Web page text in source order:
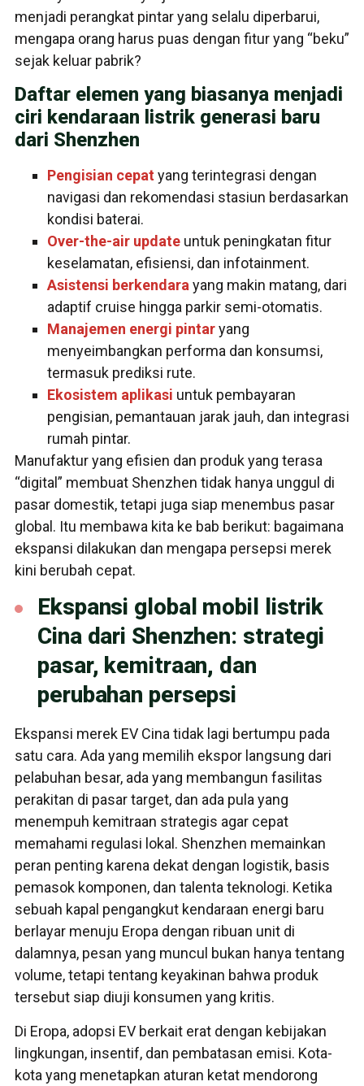
menjadi perangkat pintar yang selalu diperbarui,
mengapa orang harus puas dengan fitur yang “beku”
sejak keluar pabrik?
Daftar elemen yang biasanya menjadi
ciri kendaraan listrik generasi baru
dari Shenzhen
Pengisian cepat yang terintegrasi dengan
navigasi dan rekomendasi stasiun berdasarkan
kondisi baterai.
Over-the-air update untuk peningkatan fitur
keselamatan, efisiensi, dan infotainment.
Asistensi berkendara yang makin matang, dari
adaptif cruise hingga parkir semi-otomatis.
Manajemen energi pintaryang
menyeimbangkan performa dan konsumsi,
termasuk prediksi rute.
Ekosistem aplikasi untuk pembayaran
pengisian, pemantauan jarak jauh, dan integrasi
rumah pintar.
Manufaktur yang efisien dan produk yang terasa
“digital” membuat Shenzhen tidak hanya unggul di
pasar domestik, tetapi juga siap menembus pasar
global. Itu membawa kita ke bab berikut: bagaimana
ekspansi dilakukan dan mengapa persepsi merek
kini berubah cepat.
Ekspansi global mobil listrik
Cina dari Shenzhen: strategi
pasar, kemitraan, dan
perubahan persepsi
Ekspansi merek EV Cina tidak lagi bertumpu pada
satu cara. Ada yang memilih ekspor langsung dari
pelabuhan besar, ada yang membangun fasilitas
perakitan di pasar target, dan ada pula yang
menempuh kemitraan strategis agar cepat
memahami regulasi lokal. Shenzhen memainkan
peran penting karena dekat dengan logistik, basis
pemasok komponen, dan talenta teknologi. Ketika
sebuah kapal pengangkut kendaraan energi baru
berlayar menuju Eropa dengan ribuan unit di
dalamnya, pesan yang muncul bukan hanya tentang
volume, tetapi tentang keyakinan bahwa produk
tersebut siap diuji konsumen yang kritis.
Di Eropa, adopsi EV berkait erat dengan kebijakan
lingkungan, insentif, dan pembatasan emisi. Kota-
kota yang menetapkan aturan ketat mendorong